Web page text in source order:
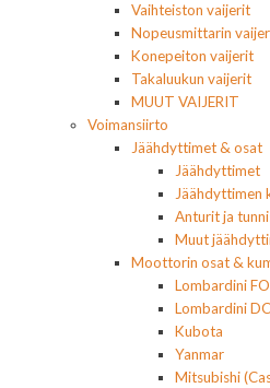
Vaihteiston vaijerit
Nopeusmittarin
Konepeiton vaijerit
Takaluukun vaijerit
MUUT VAIJERIT
Voimansiirto
Jäähdyttimet & osat
Jäähdyttimet
Jäähdyttimen
Anturit ja
Muut
Moottorin osat &
Lombardini
Lombardini
Kubota
Yanmar
Mitsubishi